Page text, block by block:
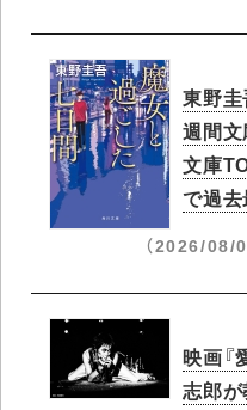
東野圭
週間
文庫
で過
（2026/08/
映画『
志郎が